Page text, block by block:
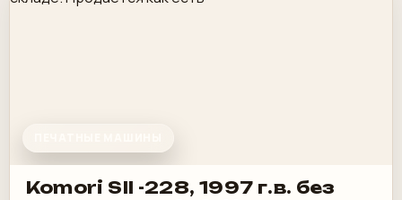
Komori SII -228, 1997 г.в. без